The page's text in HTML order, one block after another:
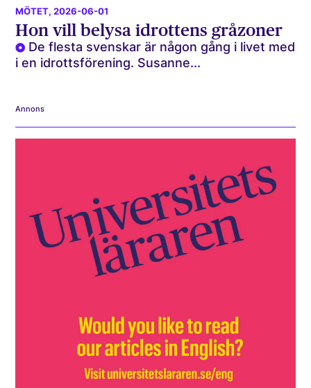
MÖTET, 2026-06-01
Hon vill belysa idrottens gråzoner
De flesta svenskar är någon gång i livet med
i en idrottsförening. Susanne...
Annons